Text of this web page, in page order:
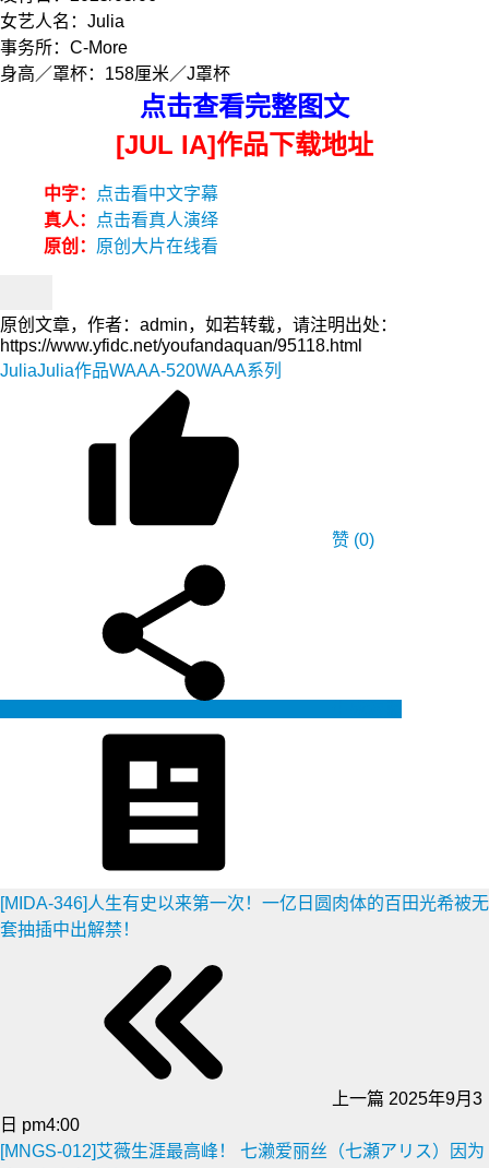
女艺人名：Julia
事务所：C-More
身高／罩杯：158厘米／J罩杯
点击查看完整图文
[JUL IA]作品下载地址
中字：
点击看中文字幕
真人：
点击看真人演绎
原创： 原创大片在线看
原创文章，作者：admin，如若转载，请注明出处：
https://www.yfidc.net/youfandaquan/95118.html
JuliaJulia作品WAAA-520WAAA系列
赞 (0)
[MIDA-346]人生有史以来第一次！一亿日圆肉体的百田光希被无
套抽插中出解禁！
上一篇 2025年9月3
日 pm4:00
[MNGS-012]艾薇生涯最高峰！ 七濑爱丽丝（七瀬アリス）因为